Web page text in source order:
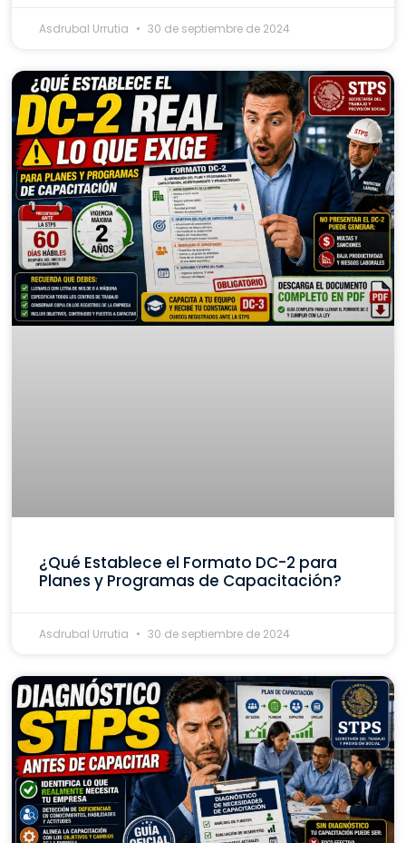
Asdrubal Urrutia 30 de septiembre de 2024
¿Qué Establece el Formato DC-2 para
Planes y Programas de Capacitación?
Asdrubal Urrutia 30 de septiembre de 2024